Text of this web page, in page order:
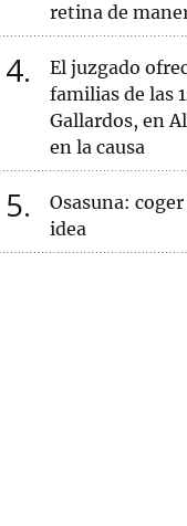
retina de
4
El juzgado
familias de las
Gallardos, en
en la causa
5
Osasuna:
idea